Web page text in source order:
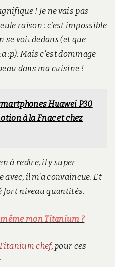
! Je ne vais pas
raison : c’est impossible
se voit dedans (et que
:p). Mais c’est dommage
dans ma cuisine !
Huawei P30
à la Fnac et chez
à redire, il y super
il m’a convaincue. Et
fort niveau quantités.
mon Titanium ?
Titanium chef, pour ces